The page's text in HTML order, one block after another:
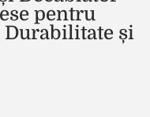
pentru
și